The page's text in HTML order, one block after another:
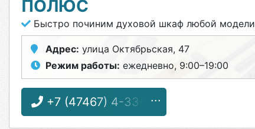
ПОЛЮС
Быстро починим духовой шкаф любой модели
Адрес: улица Октябрьская, 47
Режим работы: ежедневно, 9:00–19:00
+7 (47467) 4-33-17